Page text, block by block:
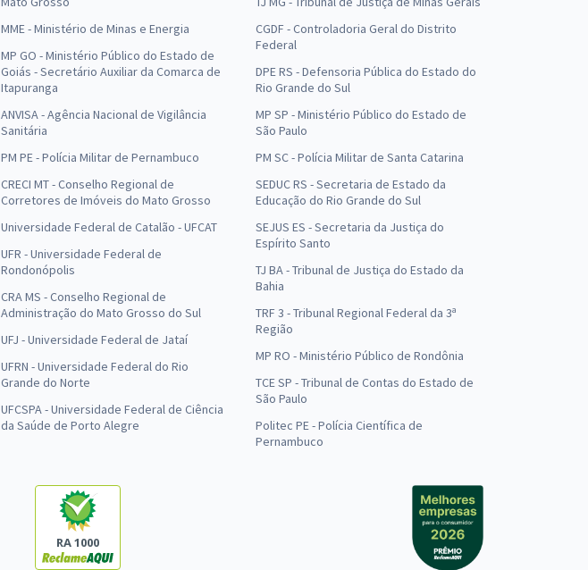
MME - Ministério de Minas e Energia
MP GO - Ministério Público do Estado de
Goiás - Secretário Auxiliar da Comarca de
Itapuranga
ANVISA - Agência Nacional de Vigilância
Sanitária
PM PE - Polícia Militar de Pernambuco
CRECI MT - Conselho Regional de
Corretores de Imóveis do Mato Grosso
Universidade Federal de Catalão - UFCAT
UFR - Universidade Federal de
Rondonópolis
CRA MS - Conselho Regional de
Administração do Mato Grosso do Sul
UFJ - Universidade Federal de Jataí
UFRN - Universidade Federal do Rio
Grande do Norte
UFCSPA - Universidade Federal de Ciência
da Saúde de Porto Alegre
CGDF - Controladoria Geral do Distrito
Federal
DPE RS - Defensoria Pública do Estado do
Rio Grande do Sul
MP SP - Ministério Público do Estado de
São Paulo
PM SC - Polícia Militar de Santa Catarina
SEDUC RS - Secretaria de Estado da
Educação do Rio Grande do Sul
SEJUS ES - Secretaria da Justiça do
Espírito Santo
TJ BA - Tribunal de Justiça do Estado da
Bahia
TRF 3 - Tribunal Regional Federal da 3ª
Região
MP RO - Ministério Público de Rondônia
TCE SP - Tribunal de Contas do Estado de
São Paulo
Politec PE - Polícia Científica de
Pernambuco
RA 1000